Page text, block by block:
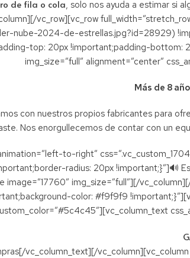
de fila o cola, solo nos ayuda a estimar si
vc_row][vc_row
nube-2024-de-estrellas.jpg?id=28929)
top: 20px !important;padding-bottom:
img_size=”full” alignment=”center”
Más de 8
con nuestros propios fabricantes para
Nos enorgullecemos de contar con un
to-right”
radius: 20px !important;}”]🔊
image=”17760″ img_size=”full”][/
color: #f9f9f9
vc_column_text][/vc_column][vc_column